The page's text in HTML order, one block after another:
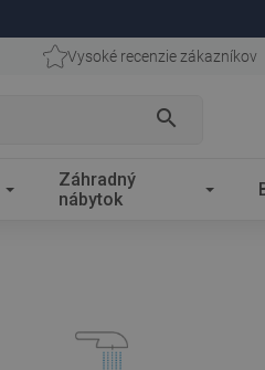
Vysoké recenzie zákazníkov
search
Záhradný
nábytok